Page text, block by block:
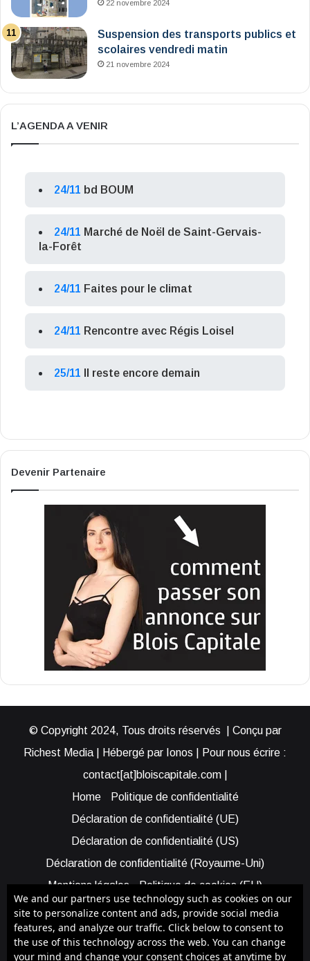
22 novembre 2024
Suspension des transports publics et
scolaires vendredi matin
21 novembre 2024
L’AGENDA A VENIR
24/11 bd BOUM
24/11 Marché de Noël de Saint-Gervais-
la-Forêt
24/11 Faites pour le climat
24/11 Rencontre avec Régis Loisel
25/11 Il reste encore demain
Devenir Partenaire
© Copyright 2024, Tous droits réservés | Conçu par
Richest Media | Hébergé par Ionos | Pour nous écrire :
contact[at]bloiscapitale.com |
Home
Politique de confidentialité
Déclaration de confidentialité (UE)
Déclaration de confidentialité (US)
Déclaration de confidentialité (Royaume-Uni)
Mentions légales
Politique de cookies (EU)
Cookie Policy (AUS)
Cookie Policy (US)
Qui sommes-nous ?
Participer à Blois Capitale
Bénéficier d’une assistance
We and our partners use technology such as cookies on our
site to personalize content and ads, provide social media
features, and analyze our traffic. Click below to consent to
the use of this technology across the web. You can change
your mind and change your consent choices at anytime by